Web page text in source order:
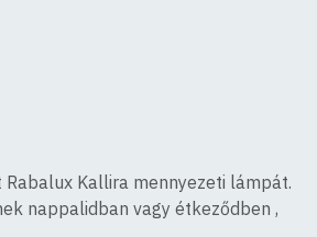
Kallira mennyezeti lámpát.
nappalidban vagy étkeződben ,